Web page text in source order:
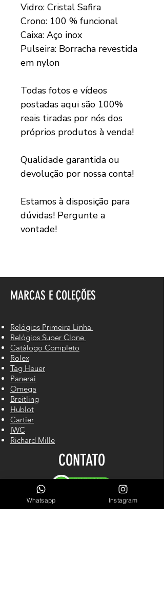
Vidro: Cristal Safira
Crono: 100 % funcional
Caixa: Aço inox
Pulseira: Borracha revestida
em nylon
Todas fotos e vídeos
postadas aqui são 100%
reais tiradas por nós dos
próprios produtos à venda!
Qualidade garantida ou
devolução por nossa conta!
Estamos à disposição para
dúvidas! Pergunte a
vontade!
MARCAS E COLEÇÕES
Relógios Primeira Linha
Relógios Super Clone
Catálogo Completo
Rolex
Tag Heuer
Panerai
Omega
Breitling
Hublot
Cartier
IWC
Richard Mille
CONTATO
Cel/WhastApp: (61) 98140-2550
Whatsapp Instagram